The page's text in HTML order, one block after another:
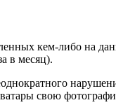
кем-либо на
в месяц).
свою